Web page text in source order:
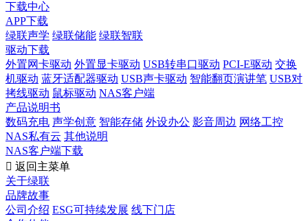
下载中心
APP下载
绿联声学 绿联储能 绿联智联
驱动下载
外置网卡驱动 外置显卡驱动 USB转串口驱动 PCI-E驱动 交换
机驱动 蓝牙适配器驱动 USB声卡驱动 智能翻页演讲笔 USB对
拷线驱动 鼠标驱动 NAS客户端
产品说明书
数码充电 声学创意 智能存储 外设办公 影音周边 网络工控
NAS私有云 其他说明
NAS客户端下载
 返回主菜单
关于绿联
品牌故事
公司介绍 ESG可持续发展 线下门店